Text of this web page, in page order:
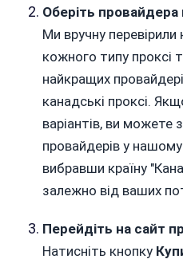
Оберіть провайдера
Ми вручну
кожного типу проксі
найкращих
канадські проксі.
варіантів, ви можете
провайдерів у нашому
вибравши країну
залежно від ваших
Перейдіть на сайт
Натисніть кнопку